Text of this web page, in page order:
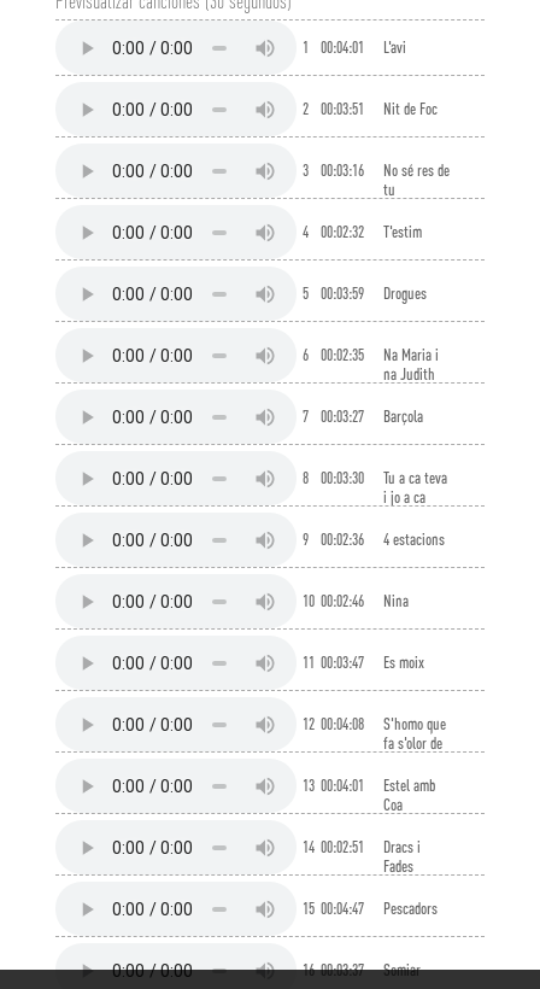
1 00:04:01 L'avi
2 00:03:51 Nit de Foc
3 00:03:16
No sé res de
tu
4 00:02:32 T'estim
5 00:03:59 Drogues
6 00:02:35
Na Maria i
na Judith
7 00:03:27 Barçola
8 00:03:30
Tu a ca teva
i jo a ca
9
00:02:36 4 estacions
10 00:02:46 Nina
11 00:03:47 Es moix
12 00:04:08
S'homo que
fa s'olor de
13 00:04:01
Estel amb
Coa
14 00:02:51
Dracs i
Fades
15 00:04:47 Pescadors
16 00:03:37 Somiar